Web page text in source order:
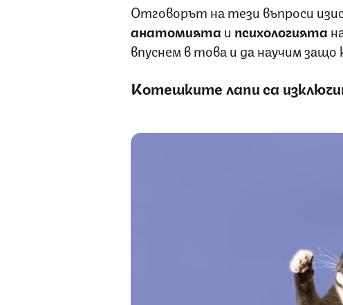
Отговорът на тези въпроси
анатомията и психологията
впуснем в това и да научим
Котешките лапи са